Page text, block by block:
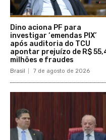
Dino aciona PF para
investigar ‘emendas PIX’
após auditoria do TCU
apontar prejuízo de R$
milhões e fraudes
Brasil 7 de agosto de 2026